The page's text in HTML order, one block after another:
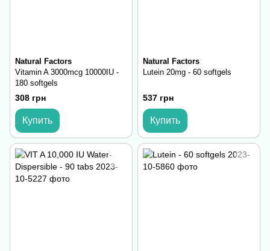
Natural Factors
Vitamin A 3000mcg 10000IU -
180 softgels
308 грн
Купить
Natural Factors
Lutein 20mg - 60 softgels
537 грн
Купить